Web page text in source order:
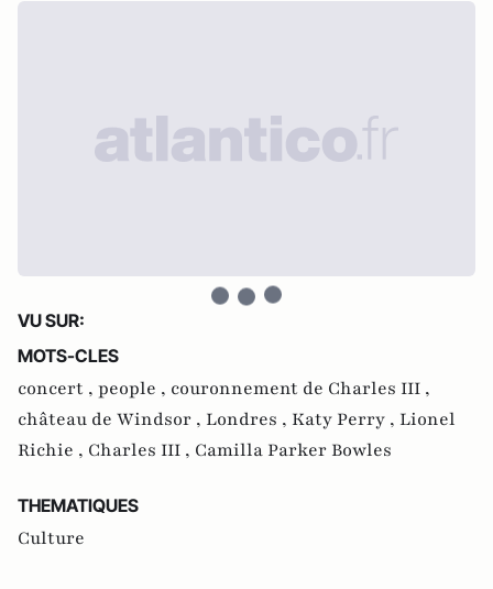
VU SUR:
MOTS-CLES
concert , people , couronnement de Charles III ,
château de Windsor , Londres , Katy Perry , Lionel
Richie , Charles III , Camilla Parker Bowles
THEMATIQUES
Culture